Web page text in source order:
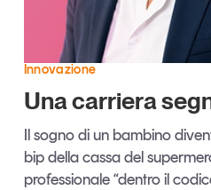
Chi siamo
Contatti
Tendenze Journal
La nostra newsletter nella tua
Iscriviti
Innovazione
Una carriera
Il sogno di un bambino
bip della cassa del
professionale “dentro il